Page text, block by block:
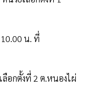
น. ที่
อกตั้งที่ 2 ต.หนองไผ่